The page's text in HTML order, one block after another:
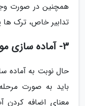
همچنین در صورت
تدابیر خاص، ترک ها
3- آماده سازی مواد و اجرا
حال نوبت به آماده
باید به صورت
معنای اضافه کردن